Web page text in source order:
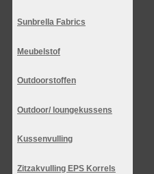
Sunbrella Fabrics
Meubelstof
Outdoorstoffen
Outdoor/ loungekussens
Kussenvulling
Zitzakvulling EPS Korrels